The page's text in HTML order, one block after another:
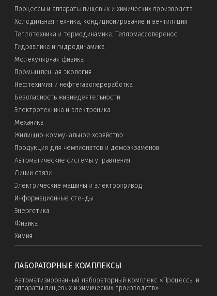
Процессы и аппараты пищевых и химических производств
Холодильная техника, кондиционирование и вентиляция
Теплотехника и термодинамика. Тепломассоперенос
Гидравлика и гидродинамика
Молекулярная физика
Промышленная экология
Нефтехимия и нефтегазопереработка
Безопасность жизнедеятельности
Электротехника и электроника
Механика
Жилищно-коммунальное хозяйство
Продукция для чемпионатов и демоэкзаменов
Автоматические системы управления
Линии связи
Электрические машины и электропривод
Информационные стенды
Энергетика
Физика
Химия
ЛАБОРАТОРНЫЕ КОМПЛЕКСЫ
Автоматизированный лабораторный комплекс «Процессы и
аппараты пищевых и химических производств»